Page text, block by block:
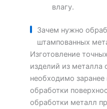
влагу.
Зачем нужно
штампованных
Изготовление
изделий из металла
необходимо
обработки
обработки металл